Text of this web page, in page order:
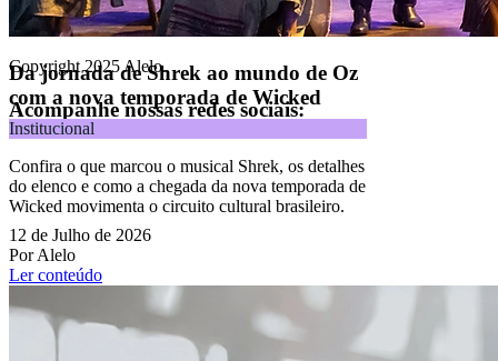
Da jornada de Shrek ao mundo de Oz
com a nova temporada de Wicked
Institucional
Confira o que marcou o musical Shrek, os detalhes
do elenco e como a chegada da nova temporada de
Wicked movimenta o circuito cultural brasileiro.
12 de Julho de 2026
Por Alelo
Ler conteúdo
Todos os direitos reservados.
Copyright 2025 Alelo.
Acompanhe nossas redes sociais: